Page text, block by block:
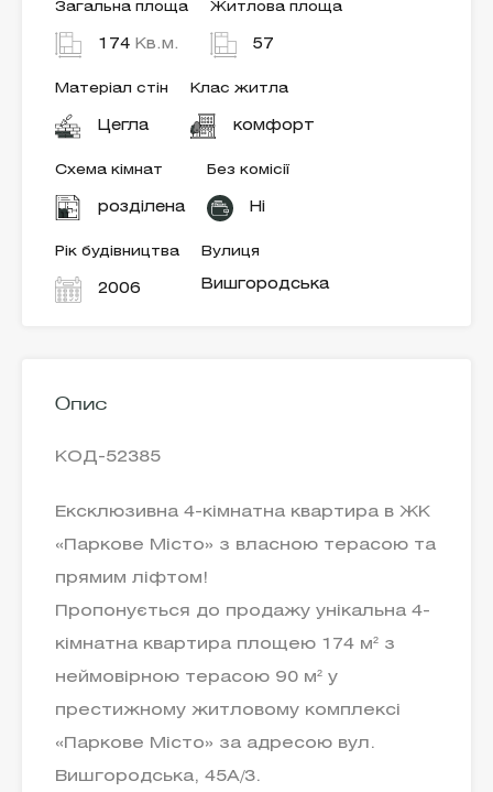
Загальна площа
174 Кв.м.
Житлова площа
57
Матеріал стін
Цегла
Клас житла
комфорт
Схема кімнат
розділена
Без комісії
Ні
Рік будівництва
2006
Вулиця
Вишгородська
Опис
КОД-52385
Ексклюзивна 4-кімнатна квартира в ЖК
«Паркове Місто» з власною терасою та
прямим ліфтом!
Пропонується до продажу унікальна 4-
кімнатна квартира площею 174 м² з
неймовірною терасою 90 м² у
престижному житловому комплексі
«Паркове Місто» за адресою вул.
Вишгородська, 45А/3.